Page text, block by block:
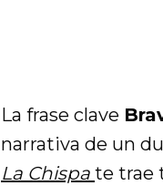
La frase clave
narrativa de un
La Chispa te trae